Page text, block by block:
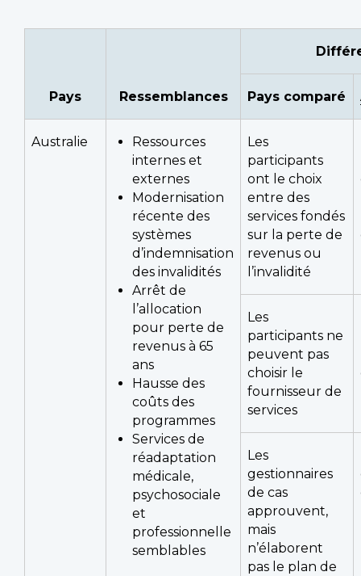
Pays Ressemblances Pays comparé
Australie
Ressources
internes et
externes
Modernisation
récente des
systèmes
d’indemnisation
des invalidités
Arrêt de
l’allocation
pour perte de
revenus à 65
ans
Hausse des
coûts des
programmes
Services de
réadaptation
médicale,
psychosociale
et
professionnelle
semblables
Les
participants
ont le choix
entre des
services fondés
sur la perte de
revenus ou
l’invalidité
Les
participants ne
peuvent pas
choisir le
fournisseur de
services
Les
gestionnaires
de cas
approuvent,
mais
n’élaborent
pas le plan de